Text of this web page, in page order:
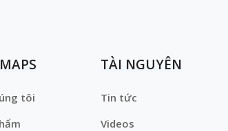
tôi
TÀI NGUYÊN
Tin tức
Videos